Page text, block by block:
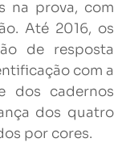
na prova, com
Até 2016, os
de resposta
com a
dos cadernos
dos quatro
por cores.